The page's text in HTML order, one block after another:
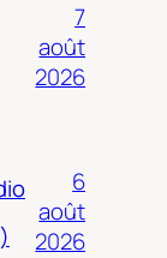
7
août
2026
6
août
2026